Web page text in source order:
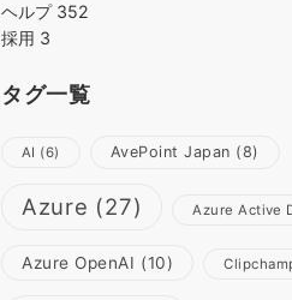
ヘルプ 352
採用 3
タグ一覧
AI (6) AvePoint Japan (8)
Azure (27) Azure Active
Azure OpenAI (10)